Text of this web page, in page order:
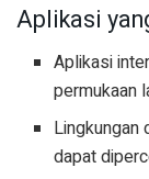
Aplikasi
Aplikasi
permukaan
Lingkungan
dapat